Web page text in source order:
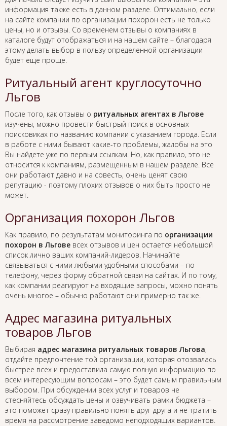
информация также есть в данном разделе. Оптимально, если
на сайте компании по организации похорон есть не только
цены, но и отзывы. Со временем отзывы о компаниях в
каталоге будут отображаться и на нашем сайте – благодаря
этому делать выбор в пользу определенной организации
будет еще проще.
Ритуальный агент круглосуточно
Льгов
После того, как отзывы о ритуальных агентах в Льгове
изучены, можно провести быстрый поиск в основных
поисковиках по названию компании с указанием города. Если
в работе с ними бывают какие-то проблемы, жалобы на это
Вы найдете уже по первым ссылкам. Но, как правило, это не
относится к компаниям, размещенным в нашем разделе. Все
они работают давно и на совесть, очень ценят свою
репутацию - поэтому плохих отзывов о них быть просто не
может.
Организация похорон Льгов
Как правило, по результатам мониторинга по организации
похорон в Льгове всех отзывов и цен остается небольшой
список лично ваших компаний-лидеров. Начинайте
связываться с ними любыми удобными способами – по
телефону, через форму обратной связи на сайтах. И по тому,
как компании реагируют на входящие запросы, можно понять
очень многое – обычно работают они примерно так же.
Адрес магазина ритуальных
товаров Льгов
Выбирая адрес магазина ритуальных товаров Льгова,
отдайте предпочтение той организации, которая отозвалась
быстрее всех и предоставила самую полную информацию по
всем интересующим вопросам – это будет самым правильным
выбором. При обсуждении всех услуг и товаров не
стесняйтесь обсуждать цены и озвучивать рамки бюджета –
это поможет сразу правильно понять друг друга и не тратить
время на рассмотрение заведомо неподходящих вариантов.